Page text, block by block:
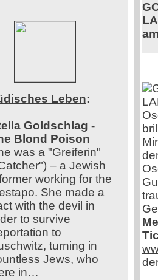
Leben:
Goldschlag -
Blond Poison
was a "Greiferin"
– a Jewish
working for the
She made a
with the devil in
to survive
to
turning in
Jews, who
in…